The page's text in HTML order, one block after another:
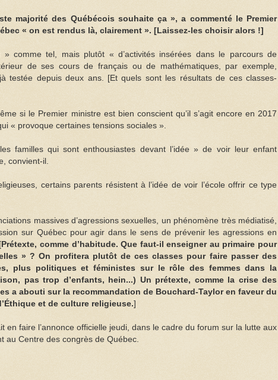
majorité des Québécois souhaite ça », a commenté le Premier
« on est rendus là, clairement ». [Laissez-les choisir alors !]
» comme tel, mais plutôt « d’activités insérées dans le parcours de
de ses cours de français ou de mathématiques, par exemple,
testée depuis deux ans. [Et quels sont les résultats de ces classes-
si le Premier ministre est bien conscient qu’il s’agit encore en 2017
« provoque certaines tensions sociales ».
familles qui sont enthousiastes devant l’idée » de voir leur enfant
convient-il.
certains parents résistent à l’idée de voir l’école offrir ce type
massives d’agressions sexuelles, un phénomène très médiatisé,
sur Québec pour agir dans le sens de prévenir les agressions en
Prétexte, comme d’habitude. Que faut-il enseigner au primaire pour
» ? On profitera plutôt de ces classes pour faire passer des
plus politiques et féministes sur le rôle des femmes dans la
pas trop d’enfants, hein...) Un prétexte, comme la crise des
a abouti sur la recommandation de Bouchard-Taylor en faveur du
et de culture religieuse.]
en faire l’annonce officielle jeudi, dans le cadre du forum sur la lutte aux
au Centre des congrès de Québec.